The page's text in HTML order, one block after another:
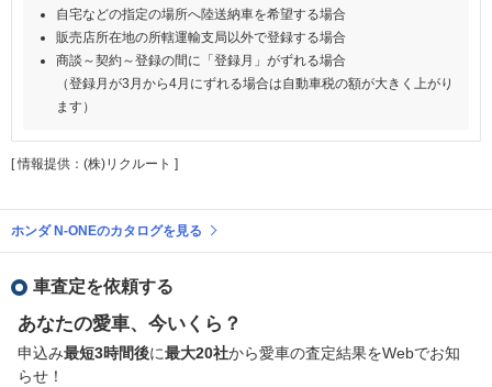
自宅などの指定の場所へ陸送納車を希望する場合
販売店所在地の所轄運輸支局以外で登録する場合
商談～契約～登録の間に「登録月」がずれる場合
（登録月が3月から4月にずれる場合は自動車税の額が大きく上がり
ます）
[ 情報提供：(株)リクルート ]
ホンダ N-ONEのカタログを見る
車査定を依頼する
あなたの愛車、今いくら？
申込み最短3時間後に最大20社から愛車の査定結果をWebでお知
らせ！